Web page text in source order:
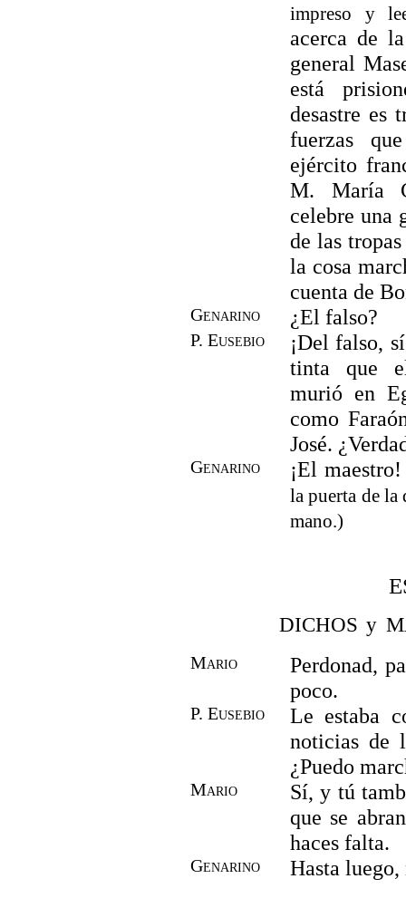
impreso y
acerca de
general
está
desastre es
fuerzas
ejército
M. María
celebre una
de las
la cosa
cuenta de
Genarino ¿El falso?
P. Eusebio
¡Del falso,
tinta que
murió en
como
José.
Genarino ¡El
la puerta de la
mano.)
DICHOS y
Mario
Perdonad,
poco.
P. Eusebio
Le estaba
noticias de
¿Puedo
Mario
Sí, y tú
que se
haces falta.
Genarino Hasta